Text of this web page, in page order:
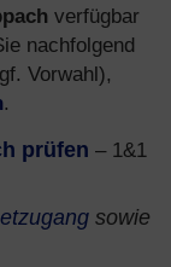
verfügbar
nachfolgend
Vorwahl),
.
prüfen – 1&1
sowie